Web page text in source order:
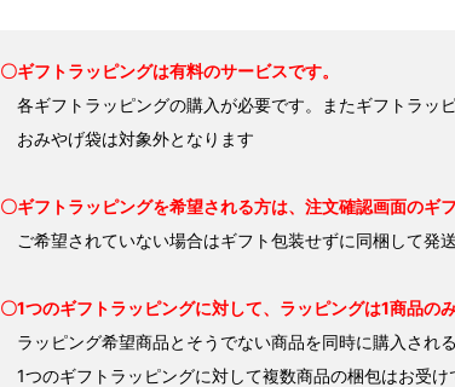
〇ギフトラッピングは有料のサービスです。
各ギフトラッピングの購入が必要です。またギフトラッ
おみやげ袋は対象外となります
〇ギフトラッピングを希望される方は、注文確認画面のギ
ご希望されていない場合はギフト包装せずに同梱して発送
〇1つのギフトラッピングに対して、ラッピングは1商品のみ
ラッピング希望商品とそうでない商品を同時に購入され
1つのギフトラッピングに対して複数商品の梱包はお受け